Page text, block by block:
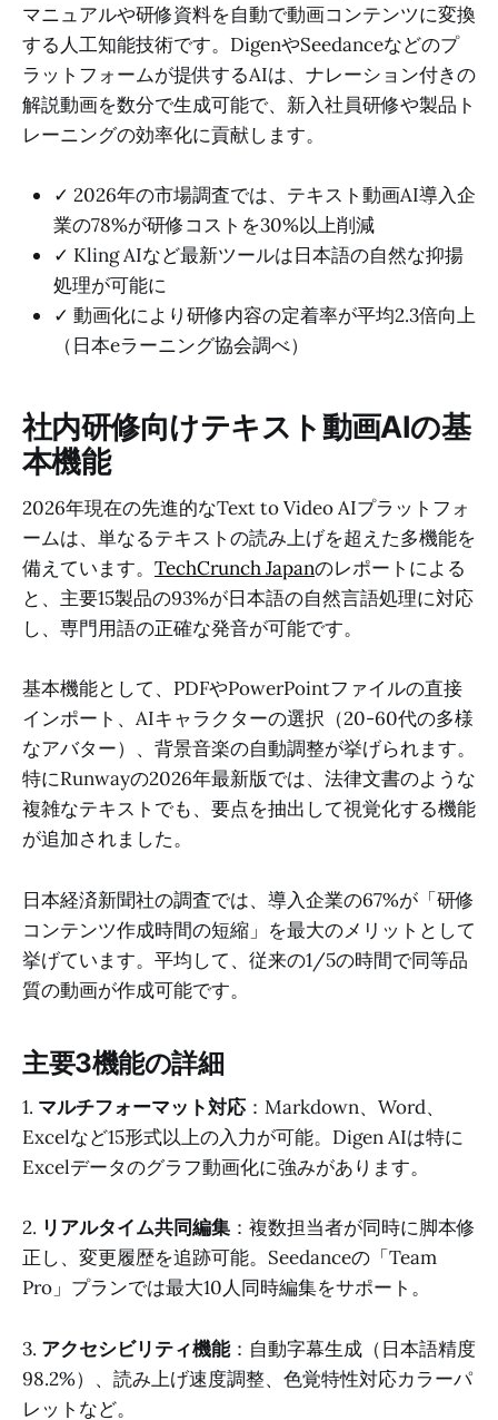
マニュアルや研修資料を自動で動画コンテンツに変換
する人工知能技術です。DigenやSeedanceなどのプ
ラットフォームが提供するAIは、ナレーション付きの
解説動画を数分で生成可能で、新入社員研修や製品ト
レーニングの効率化に貢献します。
✓ 2026年の市場調査では、テキスト動画AI導入企
業の78%が研修コストを30%以上削減
✓ Kling AIなど最新ツールは日本語の自然な抑揚
処理が可能に
✓ 動画化により研修内容の定着率が平均2.3倍向上
（日本eラーニング協会調べ）
社内研修向けテキスト動画AIの基
本機能
2026年現在の先進的なText to Video AIプラットフォ
ームは、単なるテキストの読み上げを超えた多機能を
備えています。 TechCrunch Japanのレポートによる
と、主要15製品の93%が日本語の自然言語処理に対応
し、専門用語の正確な発音が可能です。
基本機能として、PDFやPowerPointファイルの直接
インポート、AIキャラクターの選択（20-60代の多様
なアバター）、背景音楽の自動調整が挙げられます。
特にRunwayの2026年最新版では、法律文書のような
複雑なテキストでも、要点を抽出して視覚化する機能
が追加されました。
日本経済新聞社の調査では、導入企業の67%が「研修
コンテンツ作成時間の短縮」を最大のメリットとして
挙げています。平均して、従来の1/5の時間で同等品
質の動画が作成可能です。
主要3機能の詳細
1. マルチフォーマット対応 ：Markdown、Word、
Excelなど15形式以上の入力が可能。Digen AIは特に
Excelデータのグラフ動画化に強みがあります。
2. リアルタイム共同編集 ：複数担当者が同時に脚本修
正し、変更履歴を追跡可能。Seedanceの「Team
Pro」プランでは最大10人同時編集をサポート。
3. アクセシビリティ機能：自動字幕生成（日本語精度
98.2%）、読み上げ速度調整、色覚特性対応カラーパ
レットなど。